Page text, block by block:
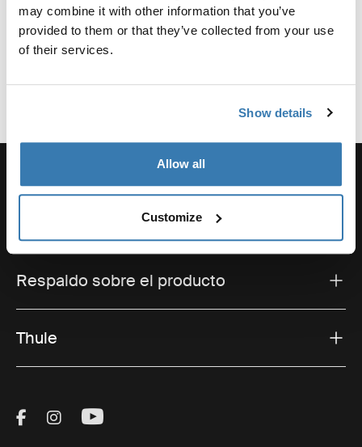
may combine it with other information that you’ve
provided to them or that they’ve collected from your use
of their services.
Show details
Allow all
Customize
Respaldo sobre el producto
Thule
Visit Thule on Facebook (external link)
Visit Thule on Instagram (external link)
Visit Thule on Youtube (external